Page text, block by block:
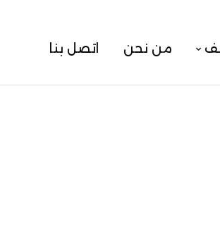
من نحن اتصل بنا